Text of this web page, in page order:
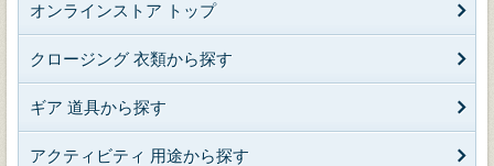
オンラインストア トップ
クロージング 衣類から探す
ギア 道具から探す
アクティビティ 用途から探す